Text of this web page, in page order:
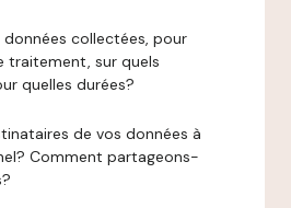
collectées, pour
traitement, sur quels
quelles durées?
de vos données à
Comment partageons-